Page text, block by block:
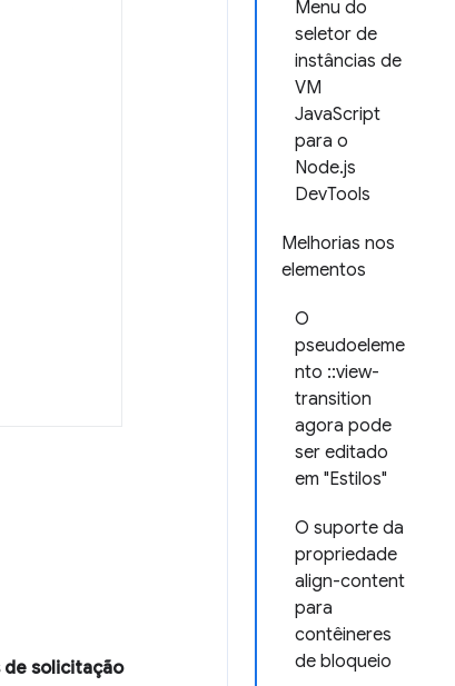
Menu do
seletor de
instâncias de
VM
JavaScript
para o
Node.js
DevTools
Melhorias nos
elementos
O
pseudoeleme
nto ::view-
transition
agora pode
ser editado
em "Estilos"
O suporte da
propriedade
align-content
para
contêineres
de bloqueio
de solicitação